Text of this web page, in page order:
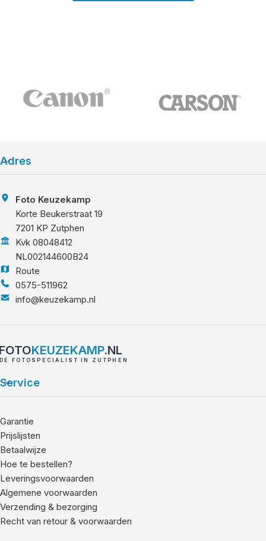
Adres
Foto Keuzekamp
Korte Beukerstraat 19
7201 KP Zutphen
Kvk 08048412
NL002144600B24
Route
0575-511962
info@keuzekamp.nl
KEUZEKAMP.NL
DE FOTOSPECIALIST IN ZUTPHEN
Service
Garantie
Prijslijsten
Betaalwijze
Hoe te bestellen?
Leveringsvoorwaarden
Algemene voorwaarden
Verzending & bezorging
Recht van retour & voorwaarden